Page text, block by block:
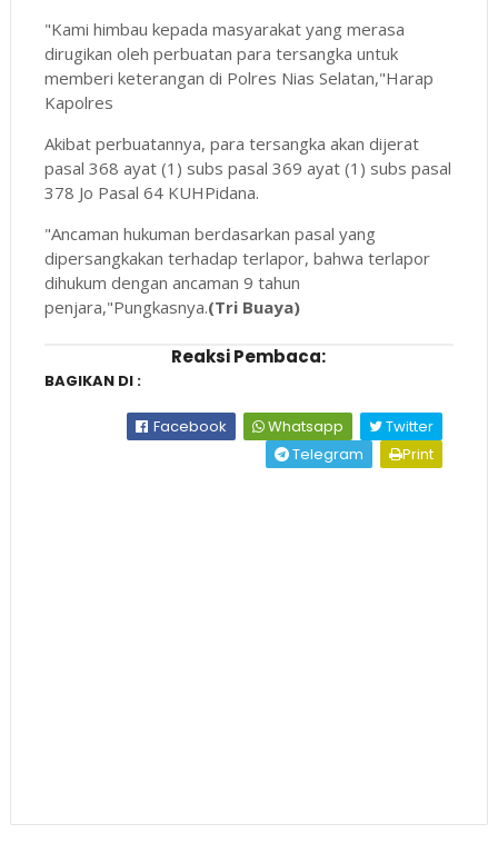
"Kami himbau kepada masyarakat yang merasa
dirugikan oleh perbuatan para tersangka untuk
memberi keterangan di Polres Nias Selatan,"Harap
Kapolres
Akibat perbuatannya, para tersangka akan dijerat
pasal 368 ayat (1) subs pasal 369 ayat (1) subs pasal
378 Jo Pasal 64 KUHPidana.
"Ancaman hukuman berdasarkan pasal yang
dipersangkakan terhadap terlapor, bahwa terlapor
dihukum dengan ancaman 9 tahun
penjara,"Pungkasnya.(Tri Buaya)
Reaksi Pembaca:
BAGIKAN DI :
Facebook Whatsapp
Twitter
Telegram
Print